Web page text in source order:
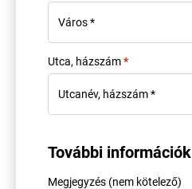
Utca, házszám*
További információk
Megjegyzés (nem kötelező)